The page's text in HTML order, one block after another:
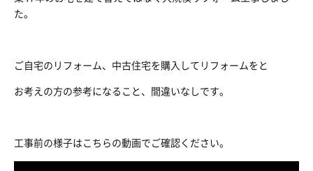
た。
ご自宅のリフォーム、中古住宅を購入してリフォームをと
お考えの方の参考になること、間違いなしです。
工事前の様子はこちらの動画でご確認ください。